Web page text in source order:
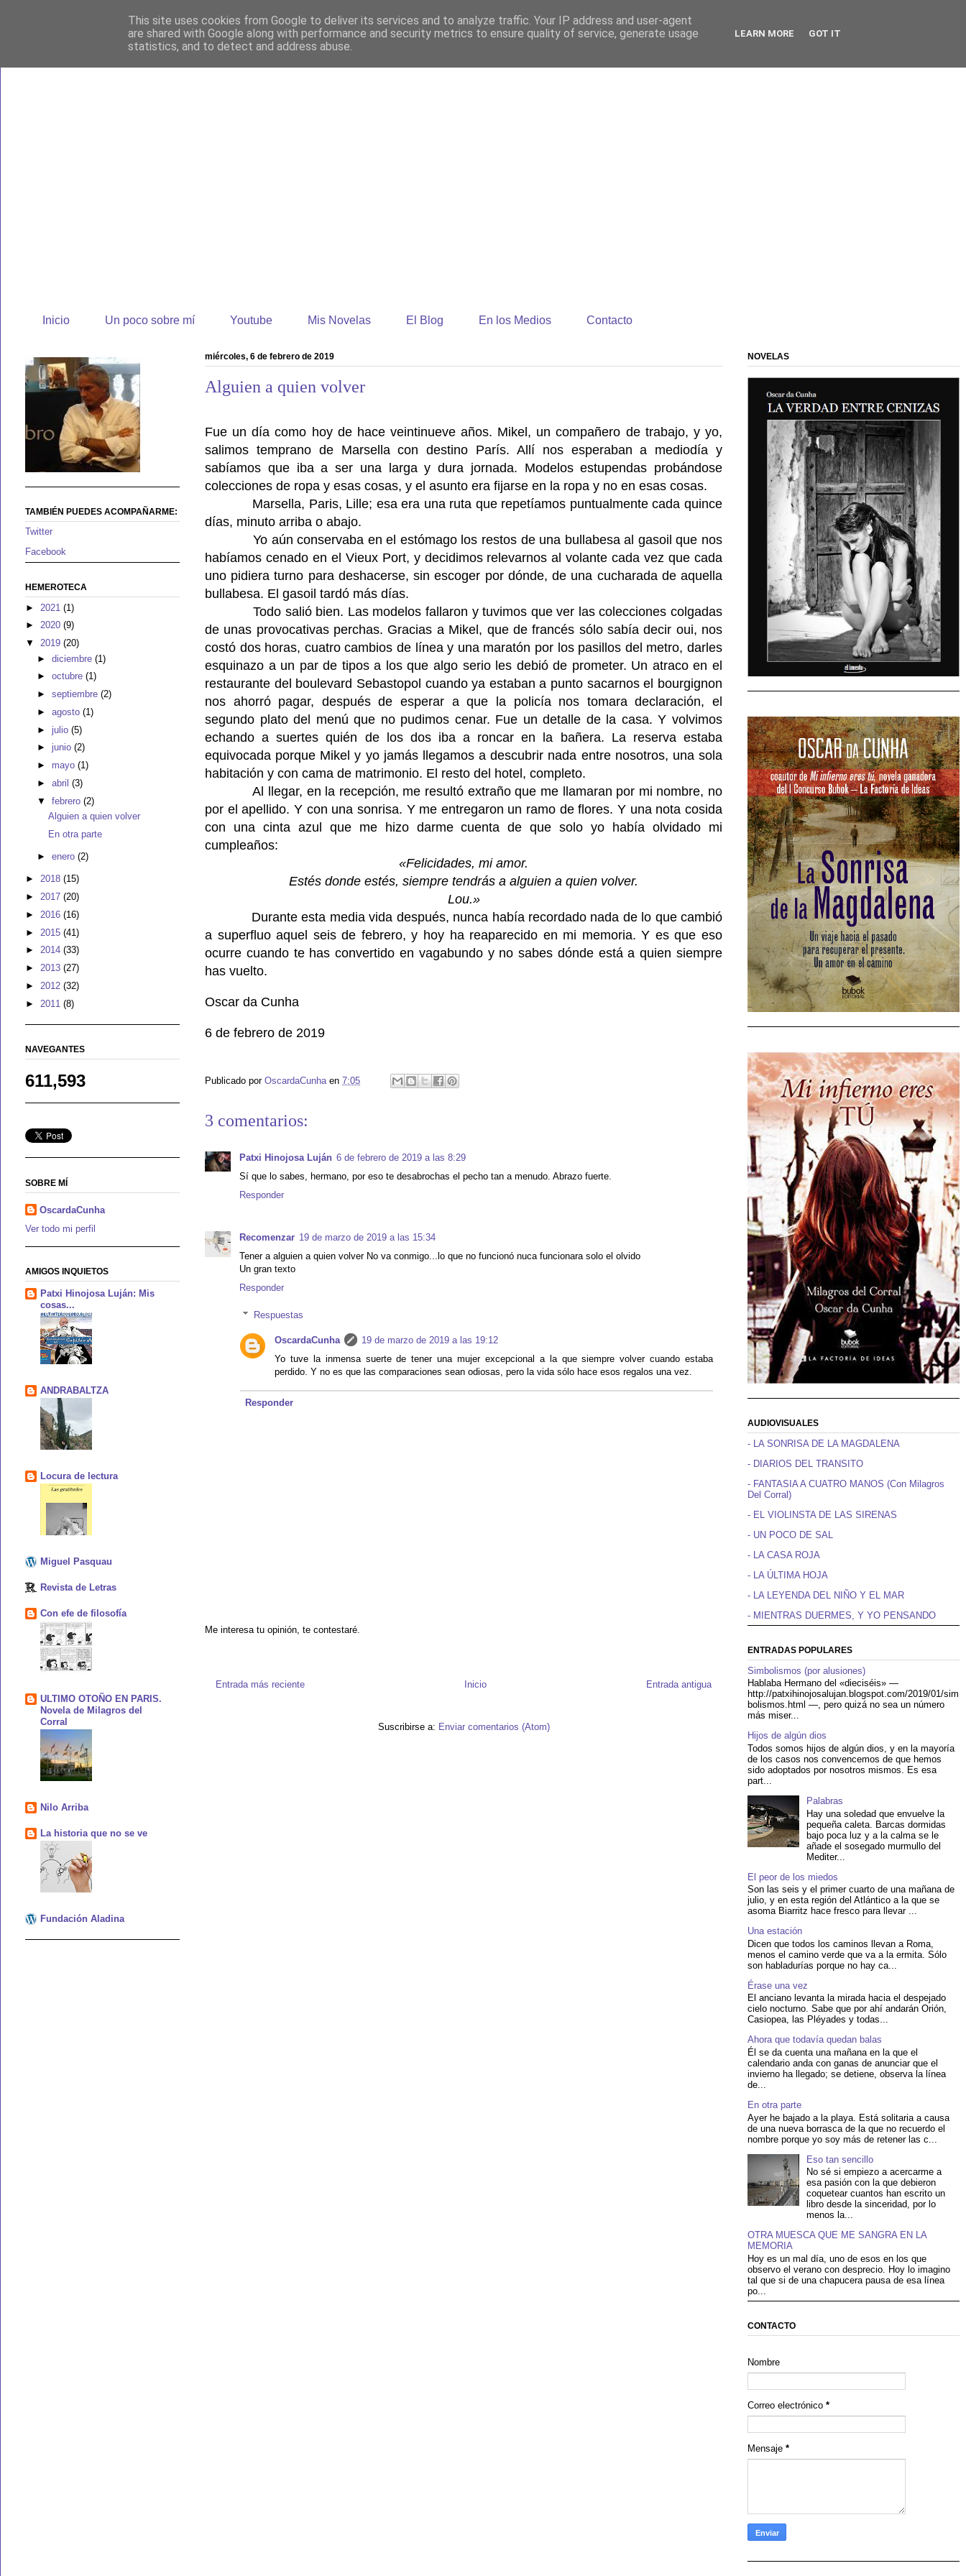
Oscar da Cunha
Inicio Un poco sobre mí Youtube Mis Novelas El Blog En los Medios Contacto
miércoles, 6 de febrero de 2019
Alguien a quien volver
Fue un día como hoy de hace veintinueve años. Mikel, un compañero de trabajo, y yo,
salimos temprano de Marsella con destino París. Allí nos esperaban a mediodía y
sabíamos que iba a ser una larga y dura jornada. Modelos estupendas probándose
colecciones de ropa y esas cosas, y el asunto era fijarse en la ropa y no en esas cosas.
Marsella, Paris, Lille; esa era una ruta que repetíamos puntualmente cada quince
días, minuto arriba o abajo.
Yo aún conservaba en el estómago los restos de una bullabesa al gasoil que nos
habíamos cenado en el Vieux Port, y decidimos relevarnos al volante cada vez que cada
uno pidiera turno para deshacerse, sin escoger por dónde, de una cucharada de aquella
bullabesa. El gasoil tardó más días.
Todo salió bien. Las modelos fallaron y tuvimos que ver las colecciones colgadas
de unas provocativas perchas. Gracias a Mikel, que de francés sólo sabía decir oui, nos
costó dos horas, cuatro cambios de línea y una maratón por los pasillos del metro, darles
esquinazo a un par de tipos a los que algo serio les debió de prometer. Un atraco en el
restaurante del boulevard Sebastopol cuando ya estaban a punto sacarnos el bourgignon
nos ahorró pagar, después de esperar a que la policía nos tomara declaración, el
segundo plato del menú que no pudimos cenar. Fue un detalle de la casa. Y volvimos
echando a suertes quién de los dos iba a roncar en la bañera. La reserva estaba
equivocada porque Mikel y yo jamás llegamos a descubrir nada entre nosotros, una sola
habitación y con cama de matrimonio. El resto del hotel, completo.
Al llegar, en la recepción, me resultó extraño que me llamaran por mi nombre, no
por el apellido. Y con una sonrisa. Y me entregaron un ramo de flores. Y una nota cosida
con una cinta azul que me hizo darme cuenta de que solo yo había olvidado mi
cumpleaños:
«Felicidades, mi amor.
Estés donde estés, siempre tendrás a alguien a quien volver.
Lou.»
Durante esta media vida después, nunca había recordado nada de lo que cambió
a superfluo aquel seis de febrero, y hoy ha reaparecido en mi memoria. Y es que eso
ocurre cuando te has convertido en vagabundo y no sabes dónde está a quien siempre
has vuelto.
Oscar da Cunha
6 de febrero de 2019
Publicado por OscardaCunha en 7:05
3 comentarios:
Patxi Hinojosa Luján 6 de febrero de 2019 a las 8:29
Sí que lo sabes, hermano, por eso te desabrochas el pecho tan a menudo. Abrazo fuerte.
Responder
Recomenzar 19 de marzo de 2019 a las 15:34
Tener a alguien a quien volver No va conmigo...lo que no funcionó nuca funcionara solo el olvido
Un gran texto
Responder
Respuestas
OscardaCunha
19 de marzo de 2019 a las 19:12
Yo tuve la inmensa suerte de tener una mujer excepcional a la que siempre volver cuando estaba
perdido. Y no es que las comparaciones sean odiosas, pero la vida sólo hace esos regalos una vez.
Responder
Me interesa tu opinión, te contestaré.
Entrada más reciente Entrada antigua
Inicio
Suscribirse a: Enviar comentarios (Atom)
TAMBIÉN PUEDES ACOMPAÑARME:
Twitter
Facebook
HEMEROTECA
► 2021 (1)
► 2020 (9)
▼ 2019 (20)
► diciembre (1)
► octubre (1)
► septiembre (2)
► agosto (1)
► julio (5)
► junio (2)
► mayo (1)
► abril (3)
▼ febrero (2)
Alguien a quien volver
En otra parte
► enero (2)
► 2018 (15)
► 2017 (20)
► 2016 (16)
► 2015 (41)
► 2014 (33)
► 2013 (27)
► 2012 (32)
► 2011 (8)
NAVEGANTES
611,593
SOBRE MÍ
OscardaCunha
Ver todo mi perfil
AMIGOS INQUIETOS
Patxi Hinojosa Luján: Mis
cosas...
ANDRABALTZA
Locura de lectura
Miguel Pasquau
Revista de Letras
Con efe de filosofía
ULTIMO OTOÑO EN PARIS.
Novela de Milagros del
Corral
Nilo Arriba
La historia que no se ve
Fundación Aladina
NOVELAS
AUDIOVISUALES
- LA SONRISA DE LA MAGDALENA
- DIARIOS DEL TRANSITO
- FANTASIA A CUATRO MANOS (Con Milagros
Del Corral)
- EL VIOLINSTA DE LAS SIRENAS
- UN POCO DE SAL
- LA CASA ROJA
- LA ÚLTIMA HOJA
- LA LEYENDA DEL NIÑO Y EL MAR
- MIENTRAS DUERMES, Y YO PENSANDO
ENTRADAS POPULARES
Simbolismos (por alusiones)
Hablaba Hermano del «dieciséis» —
http://patxihinojosalujan.blogspot.com/2019/01/sim
bolismos.html —, pero quizá no sea un número
más miser...
Hijos de algún dios
Todos somos hijos de algún dios, y en la mayoría
de los casos nos convencemos de que hemos
sido adoptados por nosotros mismos. Es esa
part...
Palabras
Hay una soledad que envuelve la
pequeña caleta. Barcas dormidas
bajo poca luz y a la calma se le
añade el sosegado murmullo del
Mediter...
El peor de los miedos
Son las seis y el primer cuarto de una mañana de
julio, y en esta región del Atlántico a la que se
asoma Biarritz hace fresco para llevar ...
Una estación
Dicen que todos los caminos llevan a Roma,
menos el camino verde que va a la ermita. Sólo
son habladurías porque no hay ca...
Érase una vez
El anciano levanta la mirada hacia el despejado
cielo nocturno. Sabe que por ahí andarán Orión,
Casiopea, las Pléyades y todas...
Ahora que todavía quedan balas
Él se da cuenta una mañana en la que el
calendario anda con ganas de anunciar que el
invierno ha llegado; se detiene, observa la línea
de...
En otra parte
Ayer he bajado a la playa. Está solitaria a causa
de una nueva borrasca de la que no recuerdo el
nombre porque yo soy más de retener las c...
Eso tan sencillo
No sé si empiezo a acercarme a
esa pasión con la que debieron
coquetear cuantos han escrito un
libro desde la sinceridad, por lo
menos la...
OTRA MUESCA QUE ME SANGRA EN LA
MEMORIA
Hoy es un mal día, uno de esos en los que
observo el verano con desprecio. Hoy lo imagino
tal que si de una chapucera pausa de esa línea
po...
CONTACTO
Nombre
Correo electrónico *
Mensaje *
This site uses cookies from Google to deliver its services and to analyze traffic. Your IP address and user-agent
are shared with Google along with performance and security metrics to ensure quality of service, generate usage
statistics, and to detect and address abuse.
LEARN MORE GOT IT